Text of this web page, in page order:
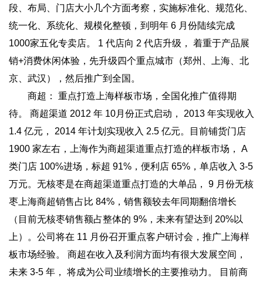
段、布局、门店大小几个方面考察，实施标准化、规范化、
统一化、系统化、规模化整顿，到明年 6 月份陆续完成
1000家五化专卖店。 1 代店向 2 代店升级， 着重于产品展
销+消费休闲体验，先升级四个重点城市（郑州、上海、北
京、武汉），然后推广到全国。
商超： 重点打造上海样板市场，全国化推广值得期
待。 商超渠道 2012 年 10月份正式启动， 2013 年实现收入
1.4 亿元， 2014 年计划实现收入 2.5 亿元。目前铺货门店
1900 家左右，上海作为商超渠道重点打造的样板市场， A
类门店 100%进场，标超 91%，便利店 65%，单店收入 3-5
万元。无核枣是在商超渠道重点打造的大单品， 9 月份无核
枣上海商超销售占比 84%，销售额较去年同期翻倍增长
（目前无核枣销售额占整体的 9%，未来有望达到 20%以
上）。公司将在 11 月份召开重点客户研讨会，推广上海样
板市场经验。 商超在收入及利润方面均有很大发展空间，
未来 3-5 年， 将成为公司业绩增长的主要推动力。 目前商